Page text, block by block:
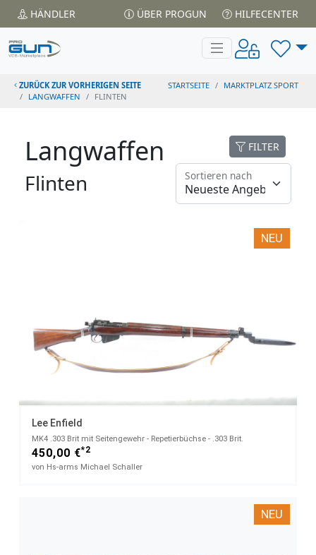
HÄNDLER ÜBER PROGUN HILFECENTER
ZURÜCK ZUR VORHERIGEN SEITE STARTSEITE
MARKTPLATZ SPORT
LANGWAFFEN
FLINTEN
Langwaffen
Flinten
FILTER
Sortieren nach
NEU
Lee Enfield
MK4 .303 Brit mit Seitengewehr - Repetierbüchse - .303 Brit.
450,00 €*2
von Hs-arms Michael Schaller
NEU